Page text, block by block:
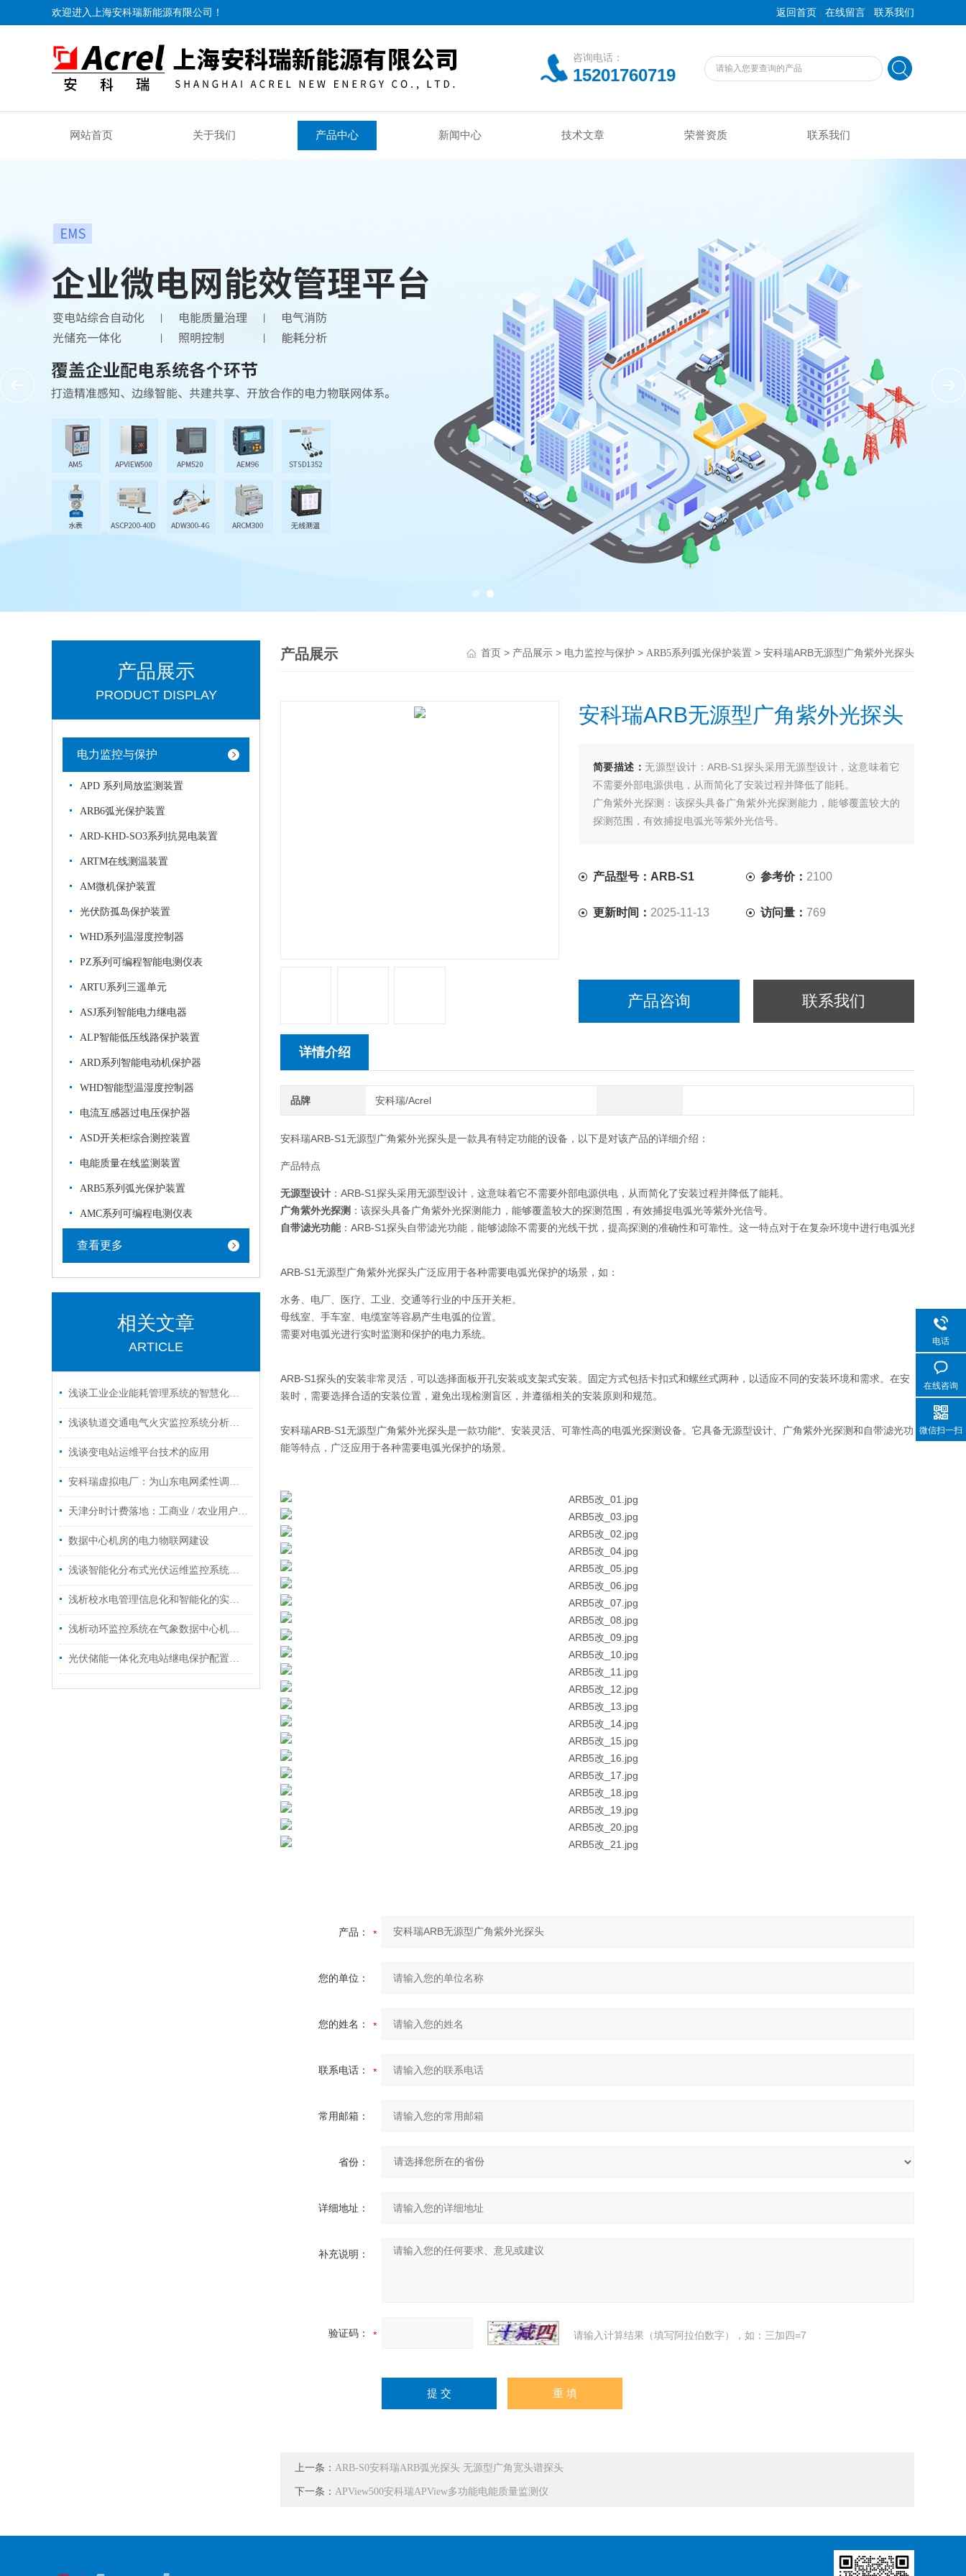
欢迎进入上海安科瑞新能源有限公司！ 返回首页 | 在线留言 | 联系我们
咨询电话：
15201760719
网站首页 关于我们 产品中心 新闻中心 技术文章 荣誉资质 联系我们
产品展示
PRODUCT DISPLAY
电力监控与保护
APD 系列局放监测装置
ARB6弧光保护装置
ARD-KHD-SO3系列抗晃电装置
ARTM在线测温装置
AM微机保护装置
光伏防孤岛保护装置
WHD系列温湿度控制器
PZ系列可编程智能电测仪表
ARTU系列三遥单元
ASJ系列智能电力继电器
ALP智能低压线路保护装置
ARD系列智能电动机保护器
WHD智能型温湿度控制器
电流互感器过电压保护器
ASD开关柜综合测控装置
电能质量在线监测装置
ARB5系列弧光保护装置
AMC系列可编程电测仪表
查看更多
相关文章
ARTICLE
浅谈工业企业能耗管理系统的智慧化构建
浅谈轨道交通电气火灾监控系统分析措施
浅谈变电站运维平台技术的应用
安科瑞虚拟电厂：为山东电网柔性调节、源荷互动注入新动能
天津分时计费落地：工商业 / 农业用户如何破局？安科瑞预付费方案来支招
数据中心机房的电力物联网建设
浅谈智能化分布式光伏运维监控系统的设计与实现
浅析校水电管理信息化和智能化的实现及能效平台的应用
浅析动环监控系统在气象数据中心机房的应用
光伏储能一体化充电站继电保护配置及运管平台解决方案
产品展示 首页 > 产品展示 > 电力监控与保护 > ARB5系列弧光保护装置 > 安科瑞ARB无源型广角紫外光探头
安科瑞ARB无源型广角紫外光探头
简要描述：无源型设计：ARB-S1探头采用无源型设计，这意味着它
不需要外部电源供电，从而简化了安装过程并降低了能耗。
广角紫外光探测：该探头具备广角紫外光探测能力，能够覆盖较大的
探测范围，有效捕捉电弧光等紫外光信号。
电弧光探测尤为重要。
产品型号：ARB-S1 参考价： 2100
更新时间： 2025-11-13 访问量： 769
产品咨询 联系我们
详情介绍
品牌 安科瑞/Acrel
安科瑞ARB-S1无源型广角紫外光探头是一款具有特定功能的设备，以下是对该产品的详细介绍：
产品特点
无源型设计 ：ARB-S1探头采用无源型设计，这意味着它不需要外部电源供电，从而简化了安装过程并降低了能耗。
广角紫外光探测 ：该探头具备广角紫外光探测能力，能够覆盖较大的探测范围，有效捕捉电弧光等紫外光信号。
自带滤光功能：ARB-S1探头自带滤光功能，能够滤除不需要的光线干扰，提高探测的准确性和可靠性。这一特点对于在复杂环境中进行电弧光探测尤为重
ARB-S1无源型广角紫外光探头广泛应用于各种需要电弧光保护的场景，如：
水务、电厂、医疗、工业、交通等行业的中压开关柜。
母线室、手车室、电缆室等容易产生电弧的位置。
需要对电弧光进行实时监测和保护的电力系统。
ARB-S1探头的安装非常灵活，可以选择面板开孔安装或支架式安装。固定方式包括卡扣式和螺丝式两种，以适应不同的安装环境和需求。在安
装时，需要选择合适的安装位置，避免出现检测盲区，并遵循相关的安装原则和规范。
安科瑞ARB-S1无源型广角紫外光探头是一款功能*、安装灵活、可靠性高的电弧光探测设备。它具备无源型设计、广角紫外光探测和自带滤光功
能等特点，广泛应用于各种需要电弧光保护的场景。
产品：
您的单位：
您的姓名：
联系电话：
常用邮箱：
省份：
详细地址：
补充说明：
验证码： 请输入计算结果（填写阿拉伯数字），如：三加四=7
上一条： ARB-S0安科瑞ARB弧光探头 无源型广角宽头谱探头
下一条： APView500安科瑞APView多功能电能质量监测仪
电话
在线咨询
微信扫一扫